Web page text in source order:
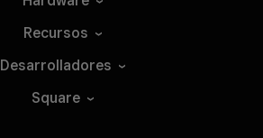
Recursos
Desarrolladores
Square